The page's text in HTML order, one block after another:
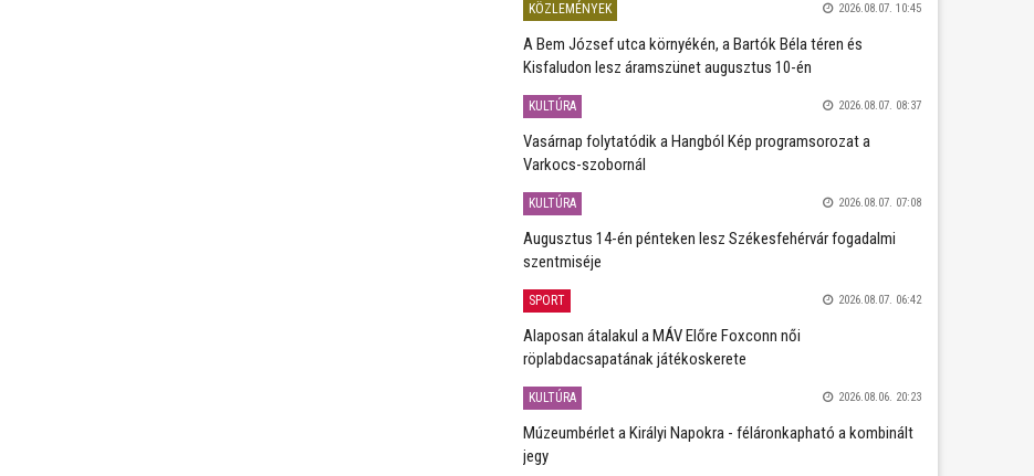
KÖZLEMÉNYEK 2026.08.07. 10:45
A Bem József utca környékén, a Bartók Béla téren és
Kisfaludon lesz áramszünet augusztus 10-én
KULTÚRA 2026.08.07. 08:37
Vasárnap folytatódik a Hangból Kép programsorozat a
Varkocs-szobornál
KULTÚRA 2026.08.07. 07:08
Augusztus 14-én pénteken lesz Székesfehérvár fogadalmi
szentmiséje
SPORT 2026.08.07. 06:42
Alaposan átalakul a MÁV Előre Foxconn női
röplabdacsapatának játékoskerete
KULTÚRA 2026.08.06. 20:23
Múzeumbérlet a Királyi Napokra - féláronkapható a kombinált
jegy